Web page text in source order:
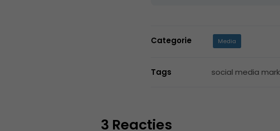
Categorie Media
Tags social media
3 Reacties